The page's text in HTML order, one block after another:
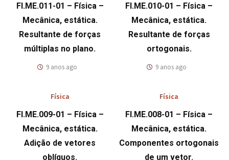
FI.ME.011-01 – Física –
Mecânica, estática.
Resultante de forças
múltiplas no plano.
9 anos ago
FI.ME.010-01 – Física –
Mecânica, estática.
Resultante de forças
ortogonais.
9 anos ago
Física
FI.ME.009-01 – Física –
Mecânica, estática.
Adição de vetores
oblíquos.
Física
FI.ME.008-01 – Física –
Mecânica, estática.
Componentes ortogonais
de um vetor.